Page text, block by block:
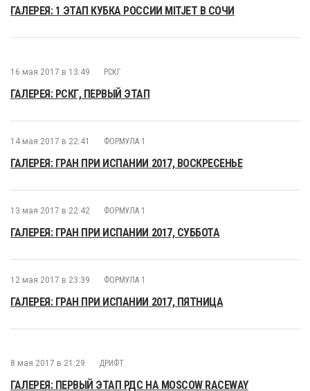
ГАЛЕРЕЯ: 1 ЭТАП КУБКА РОССИИ MITJET В СОЧИ
16 мая 2017 в 13:49 РСКГ
ГАЛЕРЕЯ: РСКГ, ПЕРВЫЙ ЭТАП
14 мая 2017 в 22:41 ФОРМУЛА 1
ГАЛЕРЕЯ: ГРАН ПРИ ИСПАНИИ 2017, ВОСКРЕСЕНЬЕ
13 мая 2017 в 22:42 ФОРМУЛА 1
ГАЛЕРЕЯ: ГРАН ПРИ ИСПАНИИ 2017, СУББОТА
12 мая 2017 в 23:39 ФОРМУЛА 1
ГАЛЕРЕЯ: ГРАН ПРИ ИСПАНИИ 2017, ПЯТНИЦА
8 мая 2017 в 21:29 ДРИФТ
ГАЛЕРЕЯ: ПЕРВЫЙ ЭТАП РДС НА MOSCOW RACEWAY